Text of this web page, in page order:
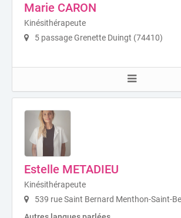
Marie CARON
Kinésithérapeute
5 passage Grenette Duingt (74410)
Estelle METADIEU
Kinésithérapeute
539 rue Saint Bernard Menthon-Saint-